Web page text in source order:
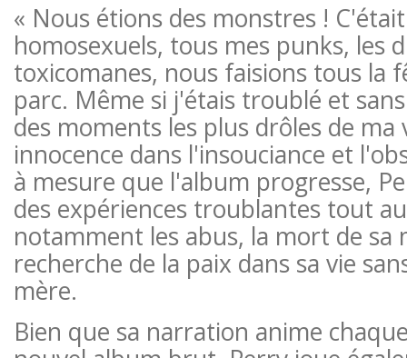
« Nous étions des monstres !
homosexuels, tous mes punks, les
toxicomanes, nous faisions tous la
parc. Même si j'étais troublé et
des moments les plus drôles de ma
innocence dans l'insouciance et
à mesure que l'album progresse,
des expériences troublantes tout
notamment les abus, la mort de sa
recherche de la paix dans sa vie
mère.
Bien que sa narration anime